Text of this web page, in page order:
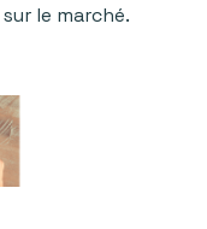
le marché.